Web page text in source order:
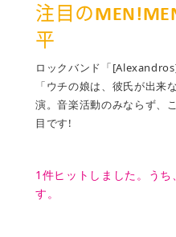
注目の
平
ロックバンド「
「ウチの娘は、彼氏が出来
演。音楽活動のみならず、
目です!
1件ヒットしました。う
す。